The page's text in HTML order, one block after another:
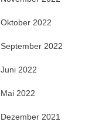
Oktober 2022
September 2022
Juni 2022
Mai 2022
Dezember 2021